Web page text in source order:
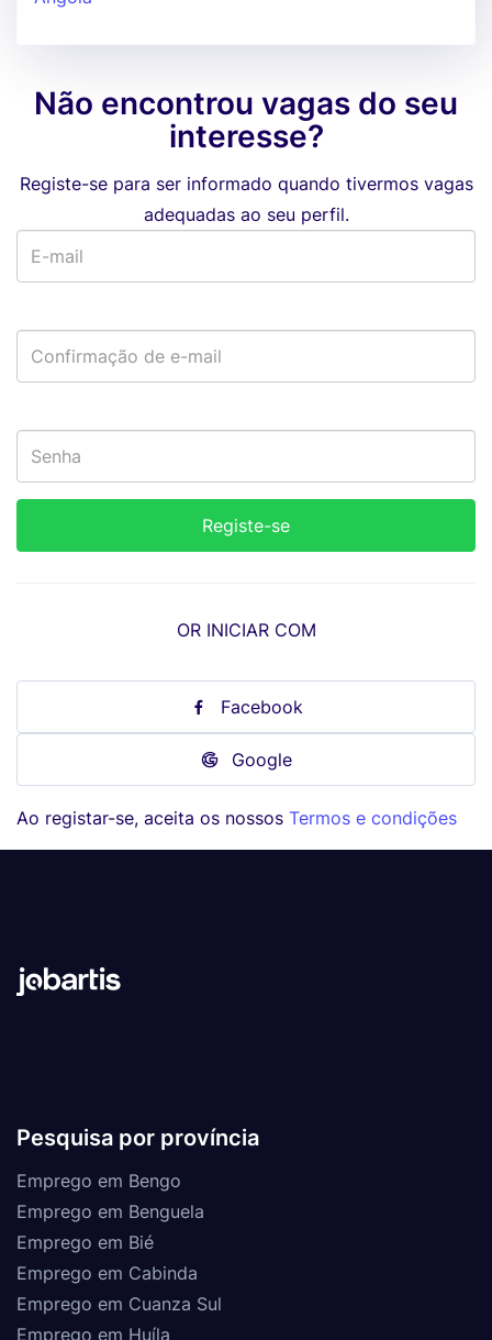
Não encontrou vagas do seu
interesse?
Registe-se para ser informado quando tivermos vagas
adequadas ao seu perfil.
OR INICIAR COM
Facebook
Google
Ao registar-se, aceita os nossos Termos e condições
Pesquisa por província
Emprego em Bengo
Emprego em Benguela
Emprego em Bié
Emprego em Cabinda
Emprego em Cuanza Sul
Emprego em Huíla